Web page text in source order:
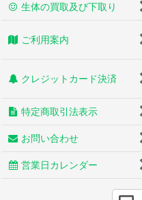
生体の買取及び下取り
ご利用案内
クレジットカード決済
特定商取引法表示
お問い合わせ
営業日カレンダー